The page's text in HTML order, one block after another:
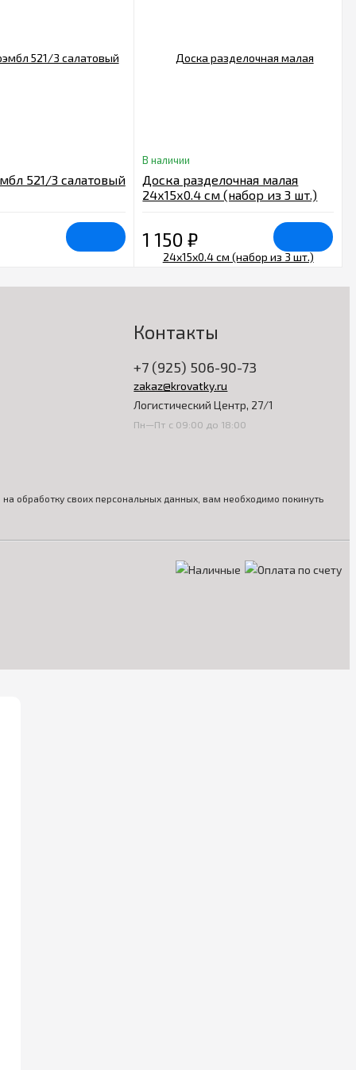
521/3 салатовый
В наличии
Доска разделочная малая
24х15х0.4 см (набор из 3 шт.)
1 150₽
Контакты
+7 (925) 506-90-73
zakaz@krovatky.ru
Логистический Центр, 27/1
Пн—Пт с 09:00 до 18:00
на обработку своих персональных данных, вам необходимо покинуть